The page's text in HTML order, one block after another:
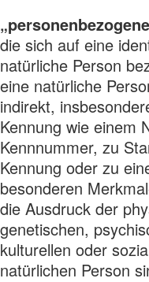
die sich auf eine
natürliche Person
eine natürliche
indirekt,
Kennung wie einem
Kennnummer, zu
Kennung oder zu
besonderen
die Ausdruck der
genetischen,
kulturellen oder
natürlichen Person